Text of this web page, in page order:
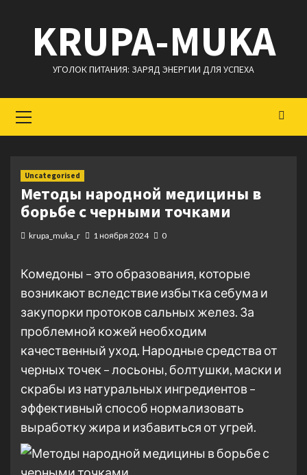
содержимому
KRUPA-MUKA
УГОЛОК ПИТАНИЯ: ЗАРЯД ЭНЕРГИИ ДЛЯ УСПЕХА
меню
Uncategorised
Методы народной медицины в
борьбе с черными точками
krupa_muka_r 1 ноября 2024 0
Комедоны – это образования, которые
возникают вследствие избытка себума и
закупорки протоков сальных желез. За
проблемной кожей необходим
качественный уход. Народные средства от
черных точек – лосьоны, болтушки, маски и
скрабы из натуральных ингредиентов –
эффективный способ нормализовать
выработку жира и избавиться от угрей.